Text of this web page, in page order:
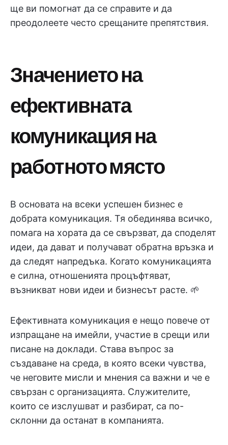
ще ви помогнат да се справите и да
преодолеете често срещаните препятствия.
Значението на
ефективната
комуникация на
работното място
В основата на всеки успешен бизнес е
добрата комуникация. Тя обединява всичко,
помага на хората да се свързват, да споделят
идеи, да дават и получават обратна връзка и
да следят напредъка. Когато комуникацията
е силна, отношенията процъфтяват,
възникват нови идеи и бизнесът расте. 🌱
Ефективната комуникация е нещо повече от
изпращане на имейли, участие в срещи или
писане на доклади. Става въпрос за
създаване на среда, в която всеки чувства,
че неговите мисли и мнения са важни и че е
свързан с организацията. Служителите,
които се изслушват и разбират, са по-
склонни да останат в компанията.